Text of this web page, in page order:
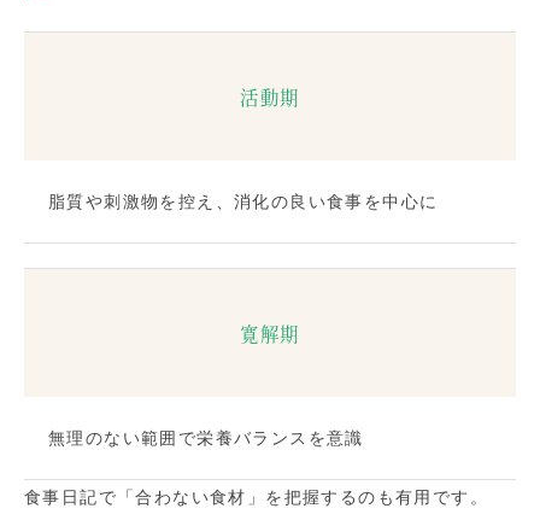
活動期
脂質や刺激物を控え、消化の良い食事を中心に
寛解期
無理のない範囲で栄養バランスを意識
食事日記で「合わない食材」を把握するのも有用です。